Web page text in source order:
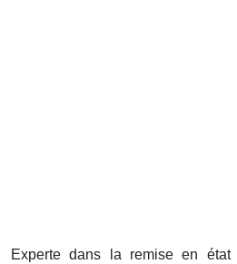
Experte dans la remise en